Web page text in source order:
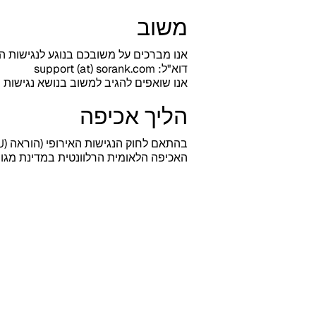
משוב
אנו מברכים על משובכם בנוגע
דוא"ל: support (at) sorank.com
אנו שואפים להגיב למשוב בנושא נגישות תוך 5 ימי
הליך אכיפה
האכיפה הלאומית הרלוונטית במדינת